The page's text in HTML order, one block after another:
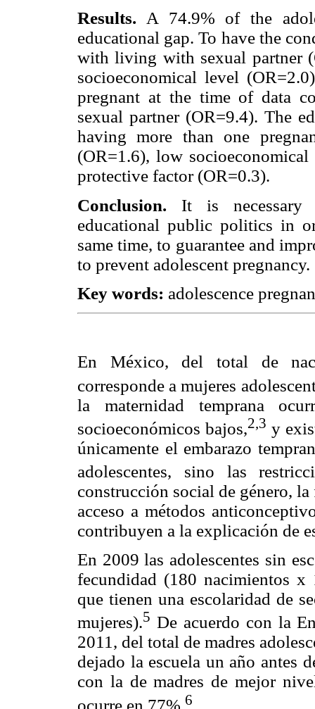
Results. A 74.9% of the
educational gap. To have the
with living with sexual partner
socioeconomical level
pregnant at the time of data
sexual partner (OR=9.4). The
having more than one
(OR=1.6), low
protective factor (OR=0.3).
Conclusion. It is necessary
educational public politics in
same time, to guarantee and
to prevent adolescent pregnancy.
Key words: adolescence
En México, del total de
corresponde a mujeres
la maternidad temprana
socioeconómicos bajos,2,3 y
únicamente el embarazo
adolescentes, sino las
construcción social de género,
acceso a métodos
contribuyen a la explicación de
En 2009 las adolescentes sin
fecundidad (180 nacimientos
que tienen una escolaridad de
mujeres).5 De acuerdo con la
2011, del total de madres
dejado la escuela un año antes
con la de madres de mejor
ocurre en 77%. 6